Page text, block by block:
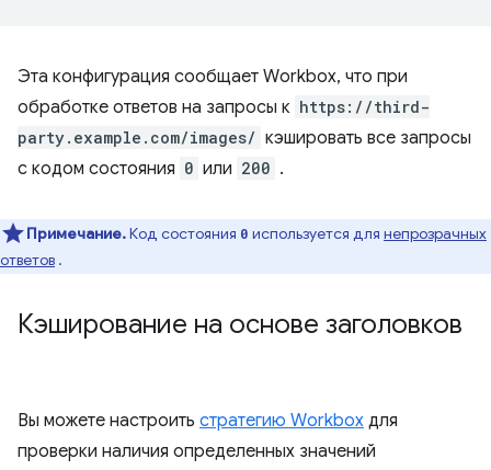
Эта конфигурация сообщает Workbox, что при
обработке ответов на запросы к https://third-
party.example.com/images/ кэшировать все запросы
с кодом состояния 0 или 200 .
Примечание.Код состояния 0 используется для непрозрачных
ответов .
Кэширование на основе заголовков
Вы можете настроить стратегию Workbox для
проверки наличия определенных значений